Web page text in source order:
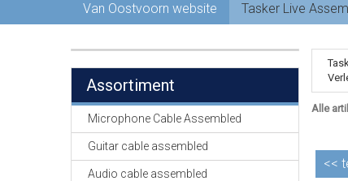
Van Oostvoorn website Tasker Live
Assortiment
Microphone Cable Assembled
Guitar cable assembled
Audio cable assembled
Alle
<<